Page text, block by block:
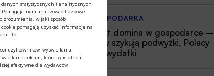
statystycznych i analitycznych
nam analizować liczbowe
zrozumienia, w jaki sposób
pomagają uzyskać informacje na
itp.
użytkowników, wyświetlania
reklam, które są istotne i
efektywne dla wydawców
GOSPODARKA
Efekt domina w gospodarce –
firmy szykują podwyżki, Polacy
tną wydatki